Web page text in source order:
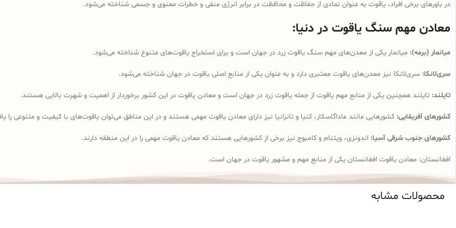
در باورهای برخی افراد، یاقوت به عنوان نمادی از حفاظت و محافظت در برابر انرژی منفی و خطرات معنوی و جسمی شناخته می‌شود.
معادن مهم سنگ یاقوت در دنیا:
میانمار (برمه): میانمار یکی از معدن‌های مهم سنگ یاقوت زرد در جهان است و برای استخراج یاقوت‌های متنوع شناخته می‌شود.
سری‌لانکا: سری‌لانکا نیز معدن‌های یاقوت معتبری دارد و به عنوان یکی از منابع اصلی یاقوت در جهان شناخته می‌شود.
تایلند: تایلند همچنین یکی از منابع مهم یاقوت از جمله یاقوت زرد در جهان است و معادن یاقوت در این کشور برخوردار از اهمیت و شهرت بالایی هستند.
کشورهای آفریقایی: کشورهایی مانند ماداگاسکار، کنیا و تانزانیا نیز دارای معادن یاقوت مهمی هستند و در این مناطق می‌توان یاقوت‌های با کیفیت و متنوعی را
کشورهای جنوب شرقی آسیا: اندونزی، ویتنام و کامبوج نیز برخی از کشورهایی هستند که معادن یاقوت مهمی را در این منطقه دارند.
افغانستان: معادن یاقوت افغانستان یکی از منابع مهم و مشهور یاقوت در جهان است.
محصولات مشابه